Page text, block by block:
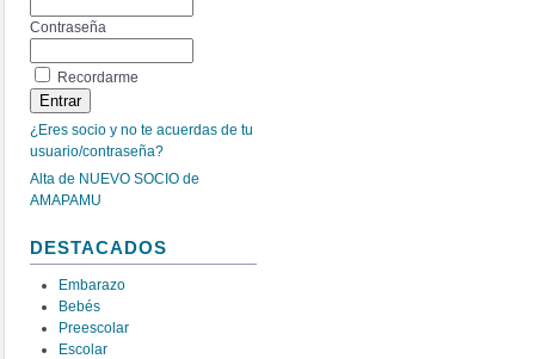
Contraseña
Recordarme
¿Eres socio y no te acuerdas de tu
usuario/contraseña?
Alta de NUEVO SOCIO de
AMAPAMU
DESTACADOS
Embarazo
Bebés
Preescolar
Escolar